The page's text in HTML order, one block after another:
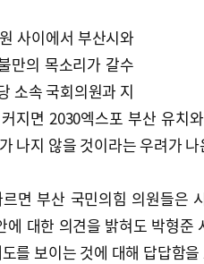
사이에서 부산시와
만의 목소리가 갈수
소속 국회의원과 지
지면 2030엑스포 부산 유치
나지 않을 것이라는 우려가
면 부산 국민의힘 의원들은
에 대한 의견을 밝혀도 박형준
를 보이는 것에 대해 답답함